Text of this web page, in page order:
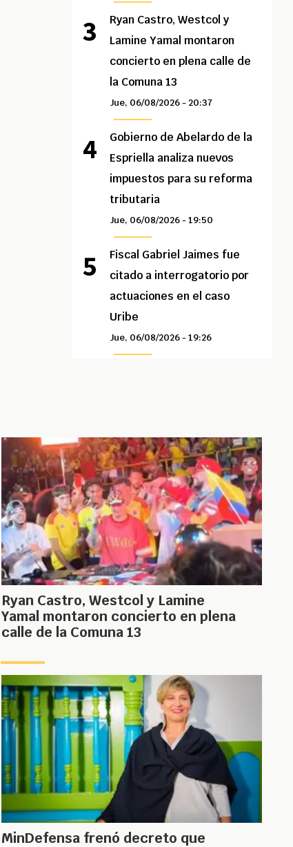
Ryan Castro, Westcol y
Lamine Yamal montaron
concierto en plena calle de
la Comuna 13
Jue, 06/08/2026 - 20:37
Gobierno de Abelardo de la
Espriella analiza nuevos
impuestos para su reforma
tributaria
Jue, 06/08/2026 - 19:50
Fiscal Gabriel Jaimes fue
citado a interrogatorio por
actuaciones en el caso
Uribe
Jue, 06/08/2026 - 19:26
Ryan Castro, Westcol y Lamine
Yamal montaron concierto en plena
calle de la Comuna 13
MinDefensa frenó decreto que